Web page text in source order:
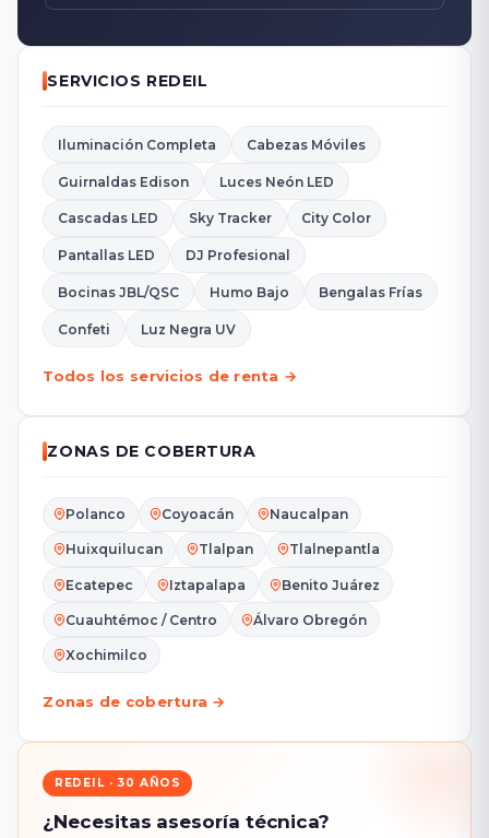
SERVICIOS REDEIL
Iluminación Completa Cabezas Móviles
Guirnaldas Edison Luces Neón LED
Cascadas LED Sky Tracker City Color
Pantallas LED DJ Profesional
Bocinas JBL/QSC Humo Bajo Bengalas Frías
Confeti Luz Negra UV
Todos los servicios de renta →
ZONAS DE COBERTURA
Polanco Coyoacán Naucalpan
Huixquilucan Tlalpan Tlalnepantla
Ecatepec Iztapalapa Benito Juárez
Cuauhtémoc / Centro Álvaro Obregón
Xochimilco
Zonas de cobertura →
REDEIL · 30 AÑOS
¿Necesitas asesoría técnica?